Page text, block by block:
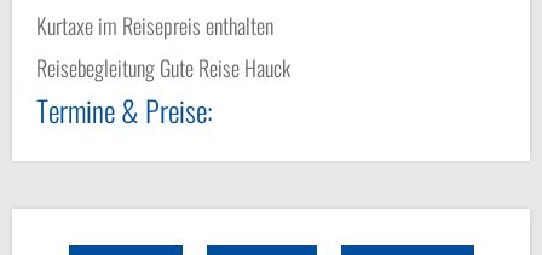
Kurtaxe im Reisepreis enthalten
Reisebegleitung Gute Reise Hauck
Termine & Preise: